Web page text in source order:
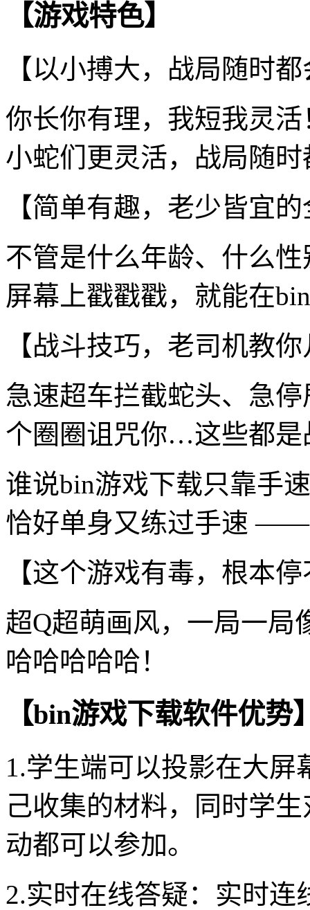
【游戏特色】
【以小搏大，战局随时
你长你有理，我短我灵
小蛇们更灵活，战局随
【简单有趣，老少皆宜
不管是什么年龄、什么
屏幕上戳戳戳，就能在
【战斗技巧，老司机教
急速超车拦截蛇头、急
个圈圈诅咒你…这些都是
谁说bin游戏下载只靠手
恰好单身又练过手速
【这个游戏有毒，根本
超Q超萌画风，一局一局
哈哈哈哈哈！
【bin游戏下载软件优势
1.学生端可以投影在大屏
己收集的材料，同时学
动都可以参加。
2.实时在线答疑：实时